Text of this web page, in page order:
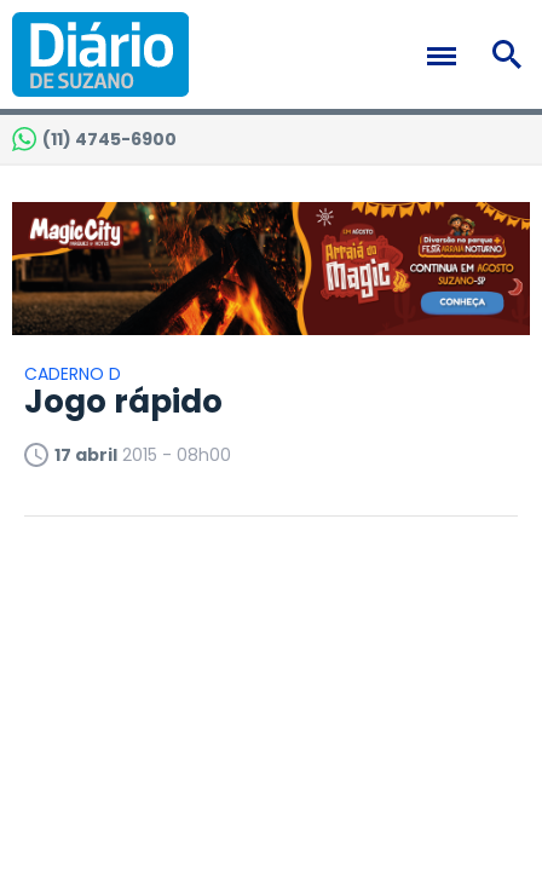
(11) 4745-6900
CADERNO D
Jogo rápido
17 abril 2015 - 08h00